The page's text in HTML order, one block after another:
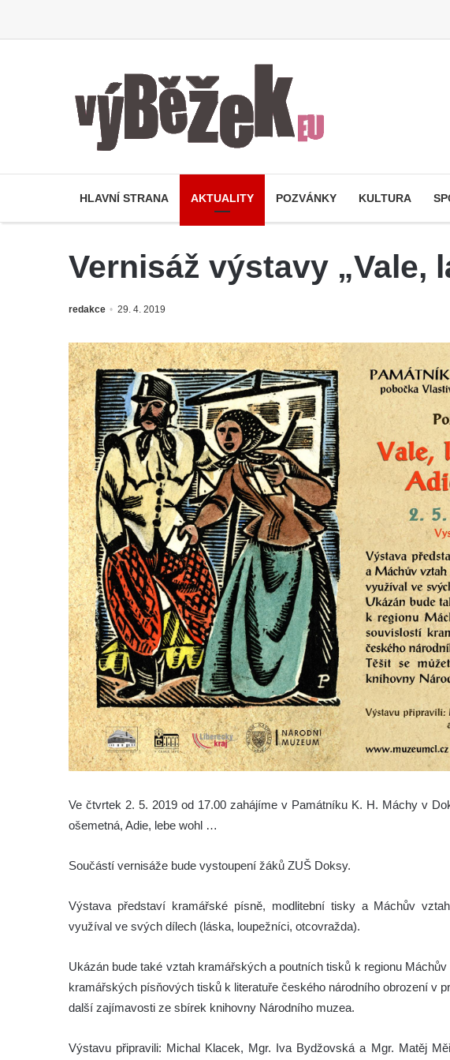
HLAVNÍ STRANA AKTUALITY POZVÁNKY KULTURA
Vernisáž výstavy „Vale,
redakce 29. 4. 2019
Ve čtvrtek 2. 5. 2019 od 17.00 zahájíme v Památníku K. H. Máchy v
ošemetná, Adie, lebe wohl …
Součástí vernisáže bude vystoupení žáků ZUŠ Doksy.
Výstava představí kramářské písně, modlitební tisky a Máchův
využíval ve svých dílech (láska, loupežníci, otcovražda).
Ukázán bude také vztah kramářských a poutních tisků k regionu
kramářských písňových tisků k literatuře českého národního obrození v
další zajímavosti ze sbírek knihovny Národního muzea.
Výstavu připravili: Michal Klacek, Mgr. Iva Bydžovská a Mgr. Matěj